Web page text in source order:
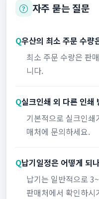
자주 묻는 질문
Q우산의 최소 주문 수량
최소 주문 수량은 판
니다.
Q실크인쇄 외 다른 인쇄
기본적으로 실크인
매처에 문의하세요.
Q납기일정은 어떻게 되
납기는 일반적으로
판매처에서 확인하시